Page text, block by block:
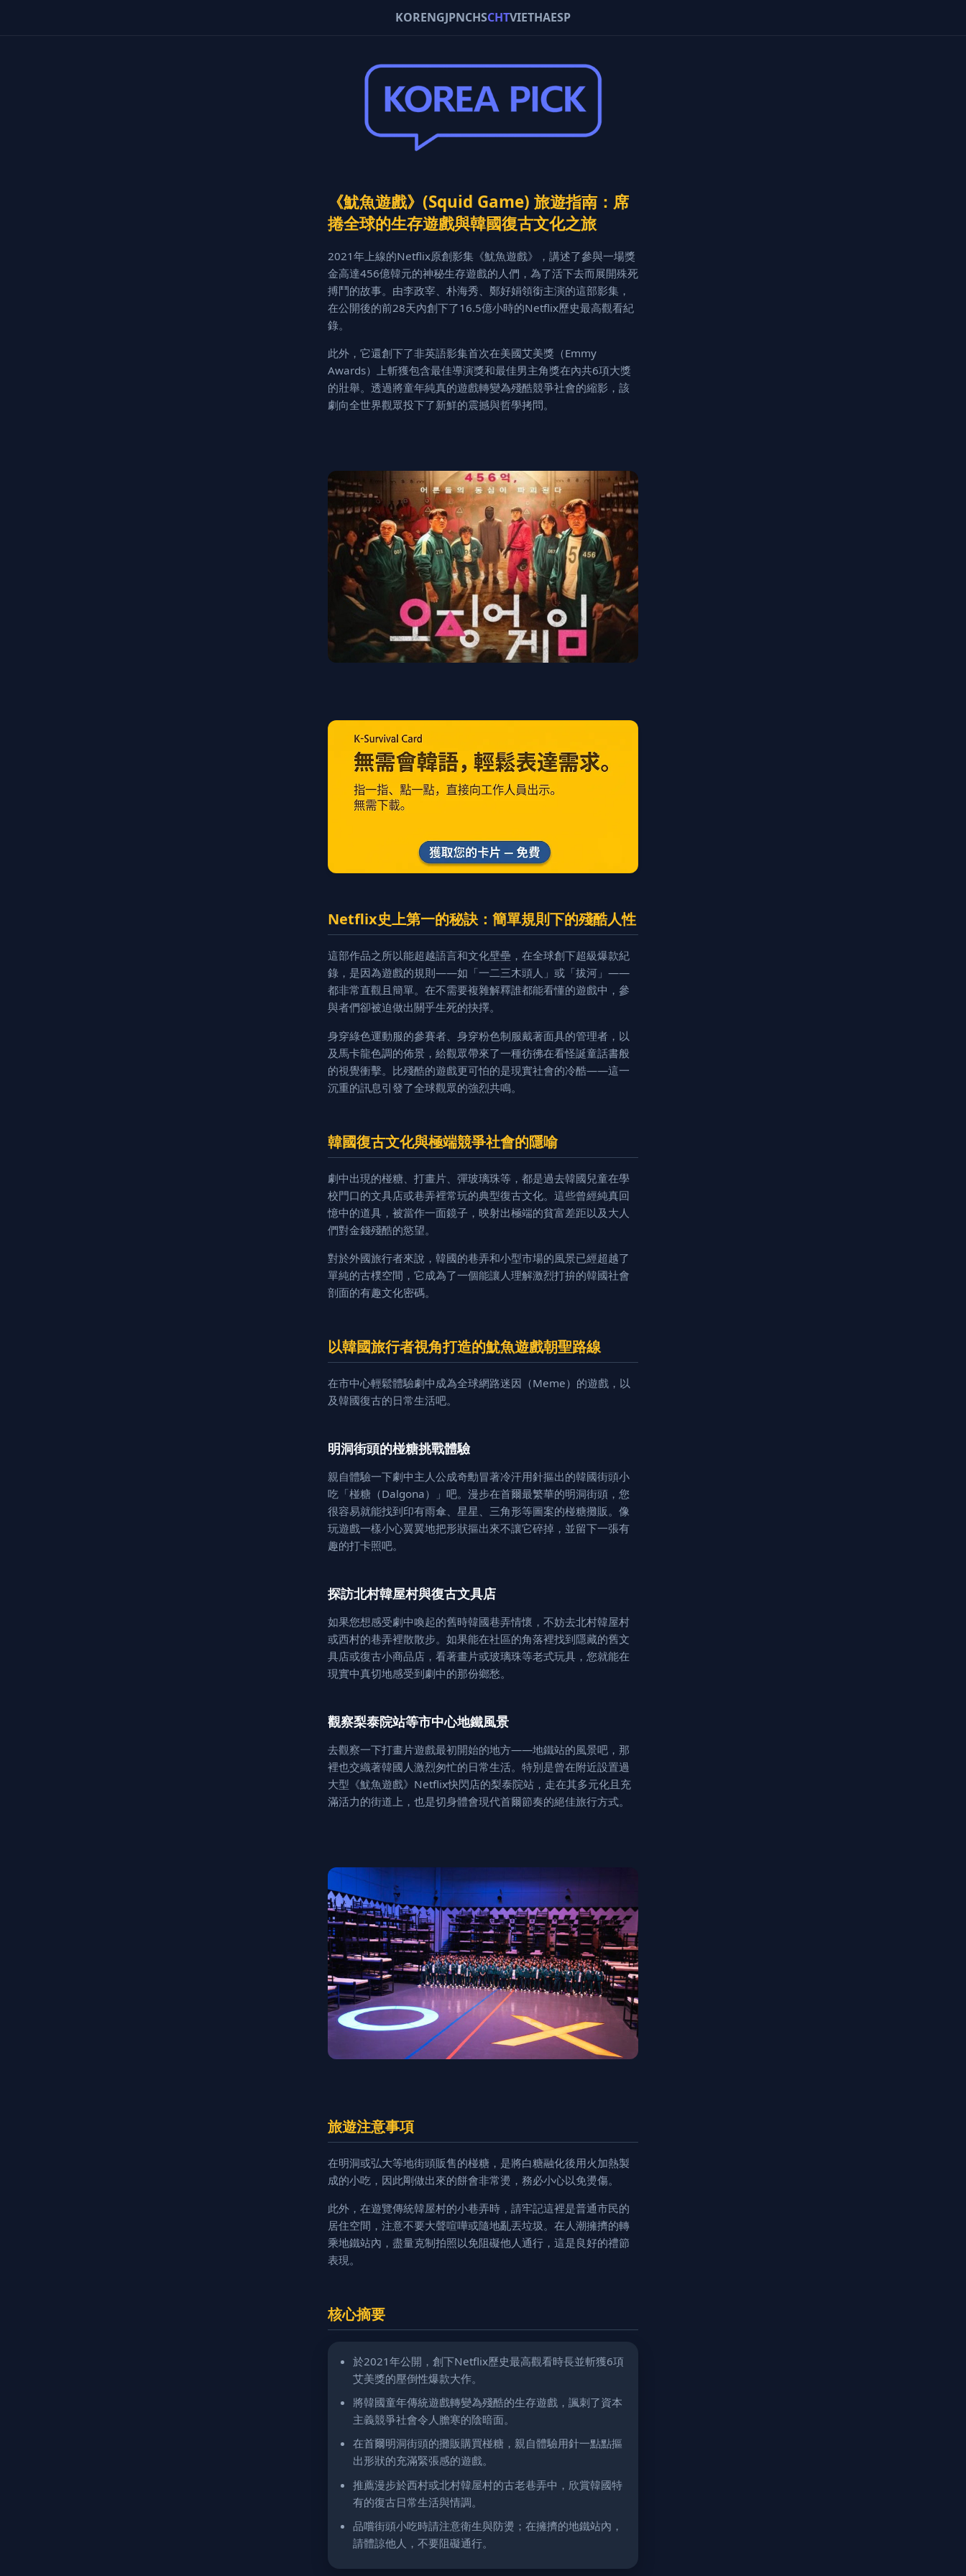
KORENGJPNCHSCHTVIETHAESP
《魷魚遊戲》(Squid Game) 旅遊指南：席
捲全球的生存遊戲與韓國復古文化之旅
2021年上線的Netflix原創影集《魷魚遊戲》，講述了參與一場獎
金高達456億韓元的神秘生存遊戲的人們，為了活下去而展開殊死
搏鬥的故事。由李政宰、朴海秀、鄭好娟領銜主演的這部影集，
在公開後的前28天內創下了16.5億小時的Netflix歷史最高觀看紀
錄。
此外，它還創下了非英語影集首次在美國艾美獎（Emmy
Awards）上斬獲包含最佳導演獎和最佳男主角獎在內共6項大獎
的壯舉。透過將童年純真的遊戲轉變為殘酷競爭社會的縮影，該
劇向全世界觀眾投下了新鮮的震撼與哲學拷問。
Netflix史上第一的秘訣：簡單規則下的殘酷人性
這部作品之所以能超越語言和文化壁壘，在全球創下超級爆款紀
錄，是因為遊戲的規則——如「一二三木頭人」或「拔河」——
都非常直觀且簡單。在不需要複雜解釋誰都能看懂的遊戲中，參
與者們卻被迫做出關乎生死的抉擇。
身穿綠色運動服的參賽者、身穿粉色制服戴著面具的管理者，以
及馬卡龍色調的佈景，給觀眾帶來了一種彷彿在看怪誕童話書般
的視覺衝擊。比殘酷的遊戲更可怕的是現實社會的冷酷——這一
沉重的訊息引發了全球觀眾的強烈共鳴。
韓國復古文化與極端競爭社會的隱喻
劇中出現的椪糖、打畫片、彈玻璃珠等，都是過去韓國兒童在學
校門口的文具店或巷弄裡常玩的典型復古文化。這些曾經純真回
憶中的道具，被當作一面鏡子，映射出極端的貧富差距以及大人
們對金錢殘酷的慾望。
對於外國旅行者來說，韓國的巷弄和小型市場的風景已經超越了
單純的古樸空間，它成為了一個能讓人理解激烈打拚的韓國社會
剖面的有趣文化密碼。
以韓國旅行者視角打造的魷魚遊戲朝聖路線
在市中心輕鬆體驗劇中成為全球網路迷因（Meme）的遊戲，以
及韓國復古的日常生活吧。
明洞街頭的椪糖挑戰體驗
親自體驗一下劇中主人公成奇勳冒著冷汗用針摳出的韓國街頭小
吃「椪糖（Dalgona）」吧。漫步在首爾最繁華的明洞街頭，您
很容易就能找到印有雨傘、星星、三角形等圖案的椪糖攤販。像
玩遊戲一樣小心翼翼地把形狀摳出來不讓它碎掉，並留下一張有
趣的打卡照吧。
探訪北村韓屋村與復古文具店
如果您想感受劇中喚起的舊時韓國巷弄情懷，不妨去北村韓屋村
或西村的巷弄裡散散步。如果能在社區的角落裡找到隱藏的舊文
具店或復古小商品店，看著畫片或玻璃珠等老式玩具，您就能在
現實中真切地感受到劇中的那份鄉愁。
觀察梨泰院站等市中心地鐵風景
去觀察一下打畫片遊戲最初開始的地方——地鐵站的風景吧，那
裡也交織著韓國人激烈匆忙的日常生活。特別是曾在附近設置過
大型《魷魚遊戲》Netflix快閃店的梨泰院站，走在其多元化且充
滿活力的街道上，也是切身體會現代首爾節奏的絕佳旅行方式。
旅遊注意事項
在明洞或弘大等地街頭販售的椪糖，是將白糖融化後用火加熱製
成的小吃，因此剛做出來的餅會非常燙，務必小心以免燙傷。
此外，在遊覽傳統韓屋村的小巷弄時，請牢記這裡是普通市民的
居住空間，注意不要大聲喧嘩或隨地亂丟垃圾。在人潮擁擠的轉
乘地鐵站內，盡量克制拍照以免阻礙他人通行，這是良好的禮節
表現。
核心摘要
於2021年公開，創下Netflix歷史最高觀看時長並斬獲6項
艾美獎的壓倒性爆款大作。
將韓國童年傳統遊戲轉變為殘酷的生存遊戲，諷刺了資本
主義競爭社會令人膽寒的陰暗面。
在首爾明洞街頭的攤販購買椪糖，親自體驗用針一點點摳
出形狀的充滿緊張感的遊戲。
推薦漫步於西村或北村韓屋村的古老巷弄中，欣賞韓國特
有的復古日常生活與情調。
品嚐街頭小吃時請注意衛生與防燙；在擁擠的地鐵站內，
請體諒他人，不要阻礙通行。